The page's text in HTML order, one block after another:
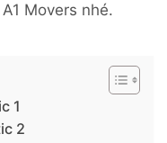
Movers nhé.
1
2